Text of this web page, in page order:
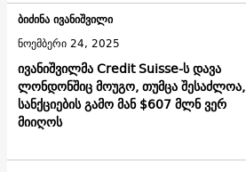
ივანიშვილმა Credit Suisse-ს დავა
ლონდონშიც მოუგო, თუმცა შესაძლოა,
სანქციების გამო მან $607 მლნ ვერ
მიიღოს
ბიძინა ივანიშვილი
ნოემბერი 24, 2025